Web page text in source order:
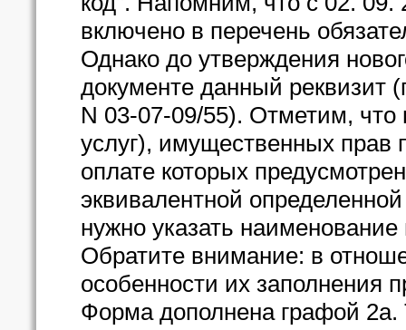
включено в перечень
Однако до утверждения
документе данный
N 03-07-09/55). Отметим, что
услуг), имущественных прав
оплате которых
эквивалентной
нужно указать
Обратите внимание: в
особенности их заполнения
Форма дополнена графой